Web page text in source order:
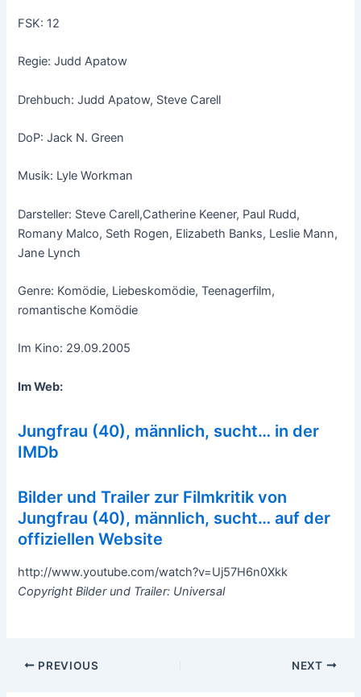
FSK: 12
Regie: Judd Apatow
Drehbuch: Judd Apatow, Steve Carell
DoP: Jack N. Green
Musik: Lyle Workman
Darsteller: Steve Carell,Catherine Keener, Paul Rudd,
Romany Malco, Seth Rogen, Elizabeth Banks, Leslie Mann,
Jane Lynch
Genre: Komödie, Liebeskomödie, Teenagerfilm,
romantische Komödie
Im Kino: 29.09.2005
Im Web:
Jungfrau (40), männlich, sucht… in der
IMDb
Bilder und Trailer zur Filmkritik von
Jungfrau (40), männlich, sucht… auf der
offiziellen Website
http://www.youtube.com/watch?v=Uj57H6n0Xkk
Copyright Bilder und Trailer: Universal
Post
PREVIOUS NEXT